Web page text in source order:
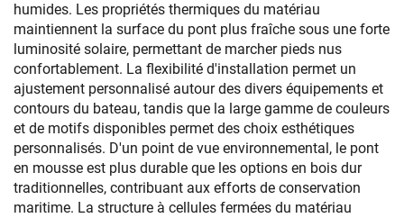
humides. Les propriétés thermiques du matériau
maintiennent la surface du pont plus fraîche sous une forte
luminosité solaire, permettant de marcher pieds nus
confortablement. La flexibilité d'installation permet un
ajustement personnalisé autour des divers équipements et
contours du bateau, tandis que la large gamme de couleurs
et de motifs disponibles permet des choix esthétiques
personnalisés. D'un point de vue environnemental, le pont
en mousse est plus durable que les options en bois dur
traditionnelles, contribuant aux efforts de conservation
maritime. La structure à cellules fermées du matériau